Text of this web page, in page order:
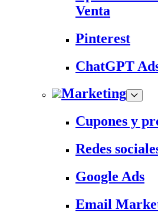
Venta
Pinterest
ChatGPT
Marketing
Cupones y
Redes
Google Ads
Email